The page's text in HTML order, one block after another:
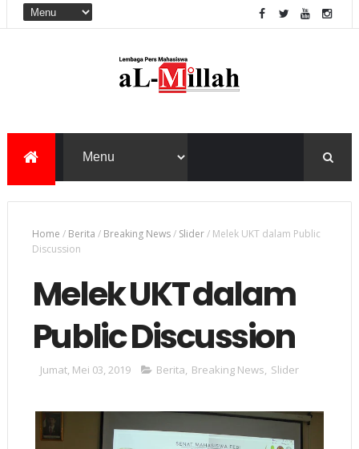
Home / Berita / Breaking News/ Slider/ Melek UKT dalam Public
Discussion
Melek UKT dalam
Public Discussion
Jumat, Mei 03, 2019 Berita, Breaking News, Slider